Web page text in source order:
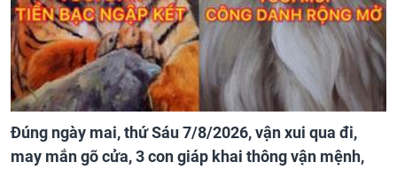
Đúng ngày mai, thứ Sáu 7/8/2026, vận xui qua đi,
may mắn gõ cửa, 3 con giáp khai thông vận mệnh,